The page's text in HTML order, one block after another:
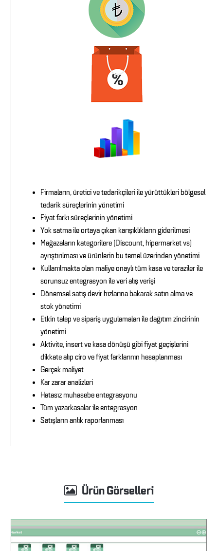
Firmaların, üretici ve tedarikçileri ile yürüttükleri bölgesel
tedarik süreçlerinin yönetimi
Fiyat farkı süreçlerinin yönetimi
Yok satma ile ortaya çıkan karışıklıkların giderilmesi
Mağazaların kategorilere (Discount, hipermarket vs)
ayrıştırılması ve ürünlerin bu temel üzerinden yönetimi
Kullanılmakta olan maliye onaylı tüm kasa ve teraziler ile
sorunsuz entegrasyon ile veri alış verişi
Dönemsel satış devir hızlarına bakarak satın alma ve
stok yönetimi
Etkin talep ve sipariş uygulamaları ile dağıtım zincirinin
yönetimi
Aktivite, insert ve kasa dönüşü gibi fiyat geçişlerini
dikkate alıp ciro ve fiyat farklarının hesaplanması
Gerçek maliyet
Kar zarar analizleri
Hatasız muhasebe entegrasyonu
Tüm yazarkasalar ile entegrasyon
Satışların anlık raporlanması
Ürün Görselleri